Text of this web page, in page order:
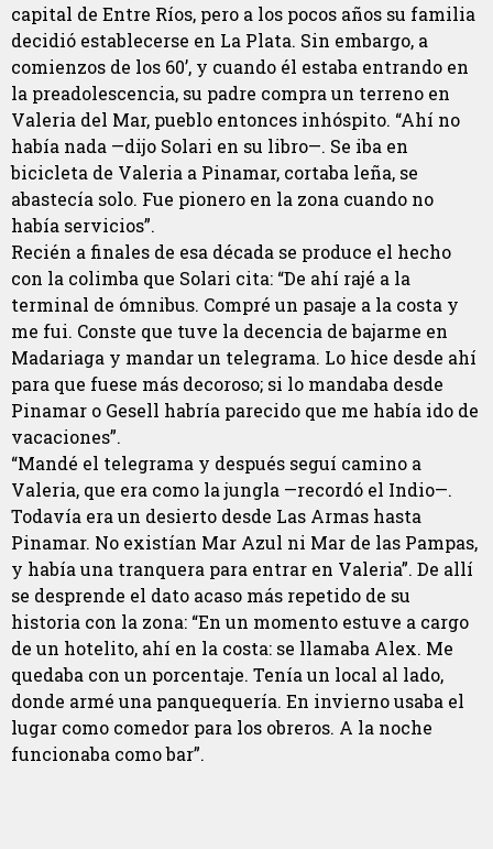
capital de Entre Ríos, pero a los pocos años su familia
decidió establecerse en La Plata. Sin embargo, a
comienzos de los 60’, y cuando él estaba entrando en
la preadolescencia, su padre compra un terreno en
Valeria del Mar, pueblo entonces inhóspito. “Ahí no
había nada —dijo Solari en su libro—. Se iba en
bicicleta de Valeria a Pinamar, cortaba leña, se
abastecía solo. Fue pionero en la zona cuando no
había servicios”.
Recién a finales de esa década se produce el hecho
con la colimba que Solari cita: “De ahí rajé a la
terminal de ómnibus. Compré un pasaje a la costa y
me fui. Conste que tuve la decencia de bajarme en
Madariaga y mandar un telegrama. Lo hice desde ahí
para que fuese más decoroso; si lo mandaba desde
Pinamar o Gesell habría parecido que me había ido de
vacaciones”.
“Mandé el telegrama y después seguí camino a
Valeria, que era como la jungla —recordó el Indio—.
Todavía era un desierto desde Las Armas hasta
Pinamar. No existían Mar Azul ni Mar de las Pampas,
y había una tranquera para entrar en Valeria”. De allí
se desprende el dato acaso más repetido de su
historia con la zona: “En un momento estuve a cargo
de un hotelito, ahí en la costa: se llamaba Alex. Me
quedaba con un porcentaje. Tenía un local al lado,
donde armé una panquequería. En invierno usaba el
lugar como comedor para los obreros. A la noche
funcionaba como bar”.